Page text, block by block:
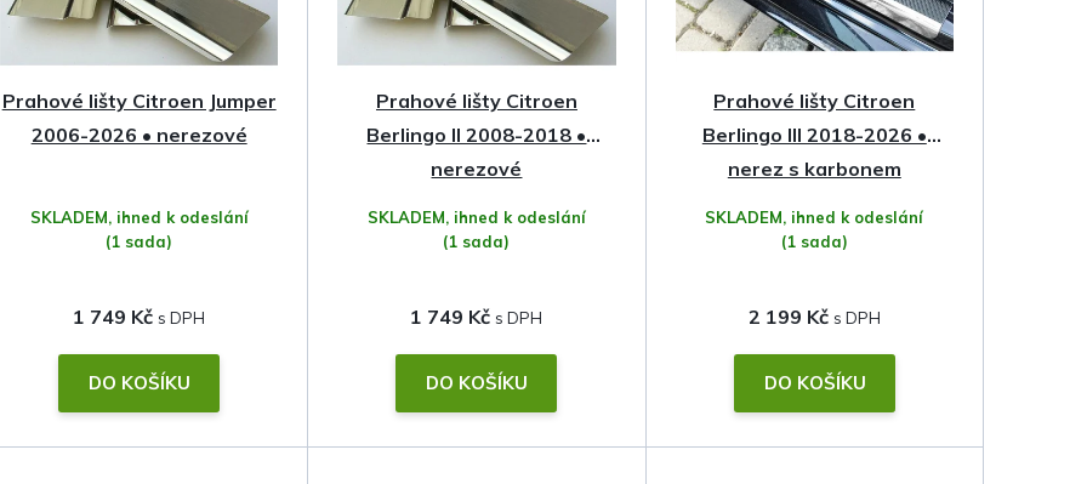
ů
Prahové lišty Citroen Jumper
2006-2026 • nerezové
SKLADEM, ihned k odeslání
(1 sada)
1 749 Kč
DO KOŠÍKU
Prahové lišty Citroen
Berlingo II 2008-2018 •
nerezové
SKLADEM, ihned k odeslání
(1 sada)
1 749 Kč
DO KOŠÍKU
Prahové lišty Citroen
Berlingo III 2018-2026 •
nerez s karbonem
SKLADEM, ihned k odeslání
(1 sada)
2 199 Kč
DO KOŠÍKU